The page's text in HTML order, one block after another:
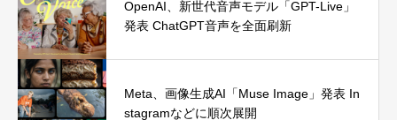
OpenAI、新世代音声モデル「GPT-Live」
発表 ChatGPT音声を全面刷新
Meta、画像生成AI「Muse Image」発表 In
stagramなどに順次展開